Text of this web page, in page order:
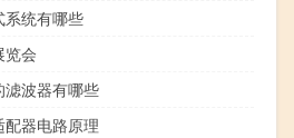
系统有哪些
览会
滤波器有哪些
配器电路原理